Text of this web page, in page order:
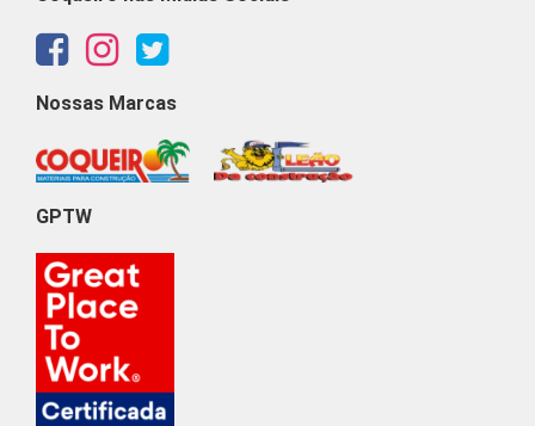
Nossas Marcas
GPTW